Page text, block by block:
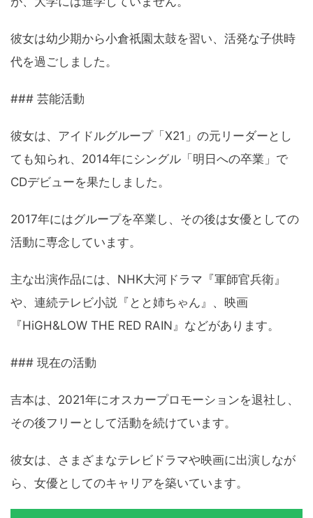
彼女は幼少期から小倉祇園太鼓を習い、活発な子供時
代を過ごしました。
### 芸能活動
彼女は、アイドルグループ「X21」の元リーダーとし
ても知られ、2014年にシングル「明日への卒業」で
CDデビューを果たしました。
2017年にはグループを卒業し、その後は女優としての
活動に専念しています。
主な出演作品には、NHK大河ドラマ『軍師官兵衛』
や、連続テレビ小説『とと姉ちゃん』、映画
『HiGH&LOW THE RED RAIN』などがあります。
### 現在の活動
吉本は、2021年にオスカープロモーションを退社し、
その後フリーとして活動を続けています。
彼女は、さまざまなテレビドラマや映画に出演しなが
ら、女優としてのキャリアを築いています。